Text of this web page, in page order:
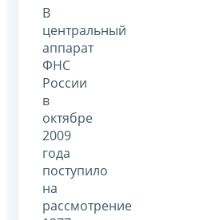
В
центральный
аппарат
ФНС
России
в
октябре
2009
года
поступило
на
рассмотрение